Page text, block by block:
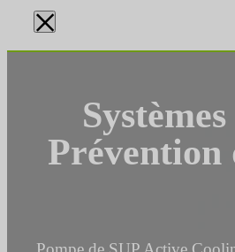
×
Prévention